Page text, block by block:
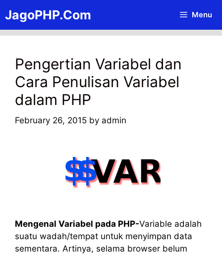
to
content
JagoPHP.Com Menu
Pengertian Variabel dan
Cara Penulisan Variabel
dalam PHP
February 26, 2015 by admin
Mengenal Variabel pada PHP-Variable adalah
suatu wadah/tempat untuk menyimpan data
sementara. Artinya, selama browser belum